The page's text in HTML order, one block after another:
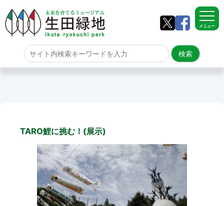
メニュー
ホーム
生田緑地について
アクセス
園内のご案内
TARO鯉に挑む！(展示)